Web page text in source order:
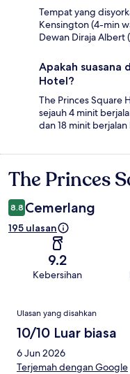
Tempat yang
Kensington (4-min
Dewan Diraja Albert
Apakah suasana
Hotel?
The Princes Square
sejauh 4 minit
dan 18 minit
Ulasan
The Princes
8.8 Cemerlang
195 ulasan
9.2
Kebersihan
Ulasan
Ulasan yang disahkan
10/10 Luar biasa
6 Jun 2026
Terjemah dengan Google